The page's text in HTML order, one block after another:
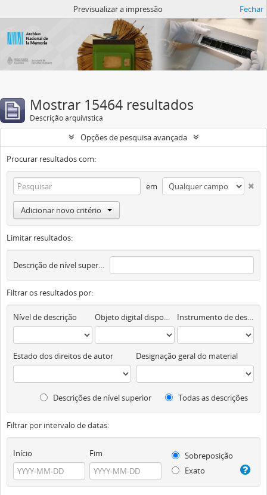
Previsualizar a impressão Fechar
Mostrar 15464 resultados
Descrição arquivística
Opções de pesquisa avançada
Procurar resultados com:
em
Adicionar novo critério
Limitar resultados:
Descrição de nível superior
Filtrar os resultados por:
Nível de descrição Objeto digital disponível Instrumento de descrição documental
Estado dos direitos de autor Designação geral do material
Descrições de nível superior Todas as descrições
Filtrar por intervalo de datas:
Início Fim
Sobreposição
Exato